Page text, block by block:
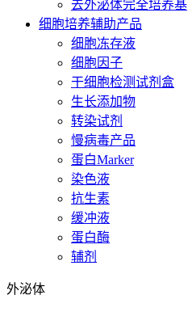
去外泌体完全培养基
细胞培养辅助产品
细胞冻存液
细胞因子
干细胞检测试剂盒
生长添加物
转染试剂
慢病毒产品
蛋白Marker
染色液
抗生素
缓冲液
蛋白酶
辅剂
外泌体